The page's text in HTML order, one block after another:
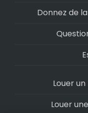
Donnez de
Louer
Louer